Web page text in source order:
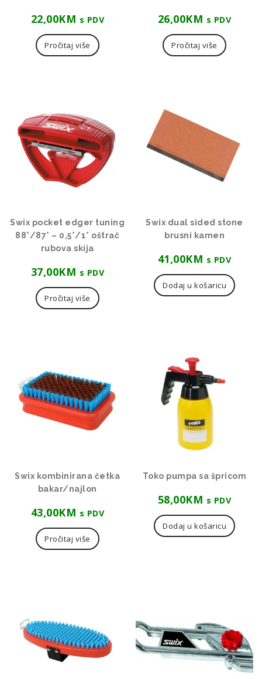
22,00KM s PDV
Pročitaj više
26,00KM s PDV
Pročitaj više
Swix pocket edger tuning
88°/87° – 0,5°/1° oštrač
rubova skija
37,00KM s PDV
Pročitaj više
Swix dual sided stone
brusni kamen
41,00KM s PDV
Dodaj u košaricu
Swix kombinirana četka
bakar/najlon
43,00KM s PDV
Pročitaj više
Toko pumpa sa špricom
58,00KM s PDV
Dodaj u košaricu